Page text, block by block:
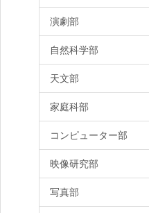
演劇部
自然科学部
天文部
家庭科部
コンピューター部
映像研究部
写真部